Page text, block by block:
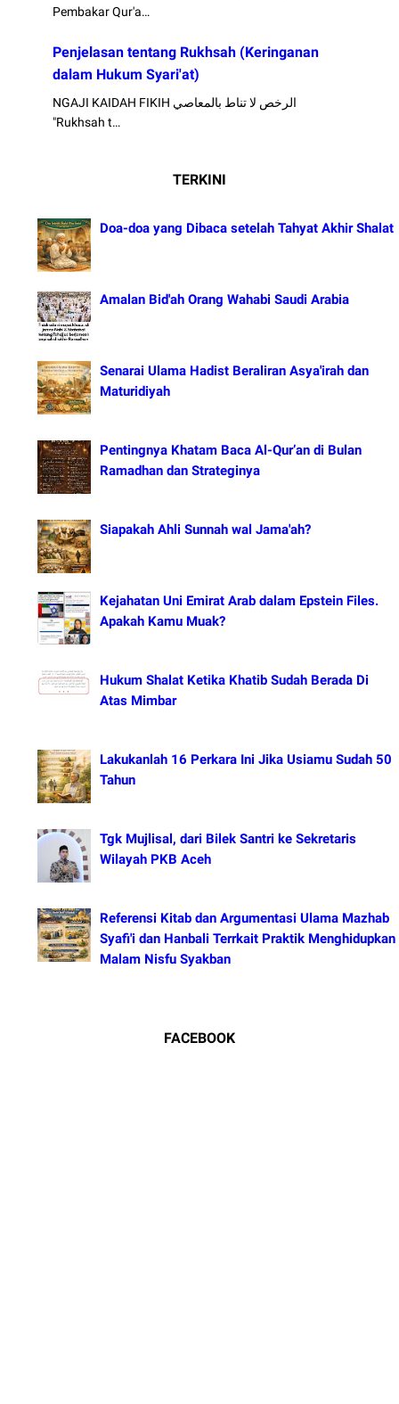
Pembakar Qur'a…
Penjelasan tentang Rukhsah (Keringanan
dalam Hukum Syari'at)
NGAJI KAIDAH FIKIH الرخص لا تناط بالمعاصي
"Rukhsah t…
TERKINI
Doa-doa yang Dibaca setelah Tahyat Akhir Shalat
Amalan Bid'ah Orang Wahabi Saudi Arabia
Senarai Ulama Hadist Beraliran Asya'irah dan
Maturidiyah
Pentingnya Khatam Baca Al-Qur’an di Bulan
Ramadhan dan Strateginya
Siapakah Ahli Sunnah wal Jama'ah?
Kejahatan Uni Emirat Arab dalam Epstein Files.
Apakah Kamu Muak?
Hukum Shalat Ketika Khatib Sudah Berada Di
Atas Mimbar
Lakukanlah 16 Perkara Ini Jika Usiamu Sudah 50
Tahun
Tgk Mujlisal, dari Bilek Santri ke Sekretaris
Wilayah PKB Aceh
Referensi Kitab dan Argumentasi Ulama Mazhab
Syafi'i dan Hanbali Terrkait Praktik Menghidupkan
Malam Nisfu Syakban
FACEBOOK